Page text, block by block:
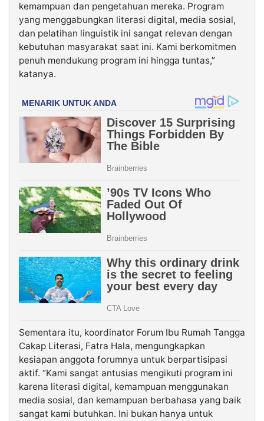
kemampuan dan pengetahuan mereka. Program
yang menggabungkan literasi digital, media sosial,
dan pelatihan linguistik ini sangat relevan dengan
kebutuhan masyarakat saat ini. Kami berkomitmen
penuh mendukung program ini hingga tuntas,”
katanya.
Sementara itu, koordinator Forum Ibu Rumah Tangga
Cakap Literasi, Fatra Hala, mengungkapkan
kesiapan anggota forumnya untuk berpartisipasi
aktif. “Kami sangat antusias mengikuti program ini
karena literasi digital, kemampuan menggunakan
media sosial, dan kemampuan berbahasa yang baik
sangat kami butuhkan. Ini bukan hanya untuk